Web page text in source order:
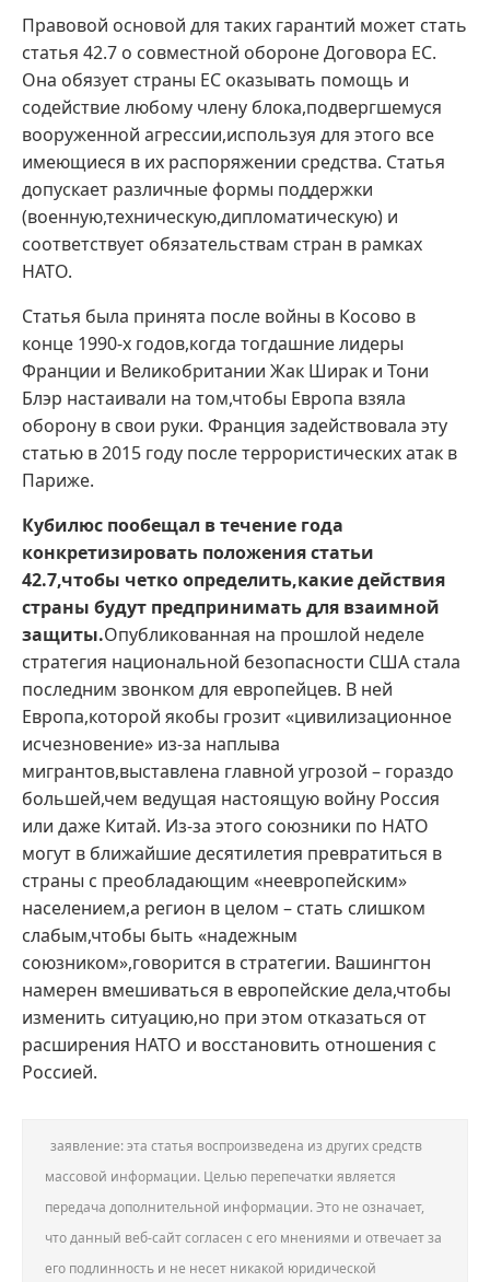
Правовой основой для таких гарантий может стать
статья 42.7 о совместной обороне Договора ЕС.
Она обязует страны ЕС оказывать помощь и
содействие любому члену блока,подвергшемуся
вооруженной агрессии,используя для этого все
имеющиеся в их распоряжении средства. Статья
допускает различные формы поддержки
(военную,техническую,дипломатическую) и
соответствует обязательствам стран в рамках
НАТО.
Статья была принята после войны в Косово в
конце 1990-х годов,когда тогдашние лидеры
Франции и Великобритании Жак Ширак и Тони
Блэр настаивали на том,чтобы Европа взяла
оборону в свои руки. Франция задействовала эту
статью в 2015 году после террористических атак в
Париже.
Кубилюс пообещал в течение года
конкретизировать положения статьи
42.7,чтобы четко определить,какие действия
страны будут предпринимать для взаимной
защиты.Опубликованная на прошлой неделе
стратегия национальной безопасности США стала
последним звонком для европейцев. В ней
Европа,которой якобы грозит «цивилизационное
исчезновение» из-за наплыва
мигрантов,выставлена главной угрозой – гораздо
большей,чем ведущая настоящую войну Россия
или даже Китай. Из-за этого союзники по НАТО
могут в ближайшие десятилетия превратиться в
страны с преобладающим «неевропейским»
населением,а регион в целом – стать слишком
слабым,чтобы быть «надежным
союзником»,говорится в стратегии. Вашингтон
намерен вмешиваться в европейские дела,чтобы
изменить ситуацию,но при этом отказаться от
расширения НАТО и восстановить отношения с
Россией.
заявление: эта статья воспроизведена из других средств
массовой информации. Целью перепечатки является
передача дополнительной информации. Это не означает,
что данный веб-сайт согласен с его мнениями и отвечает за
его подлинность и не несет никакой юридической